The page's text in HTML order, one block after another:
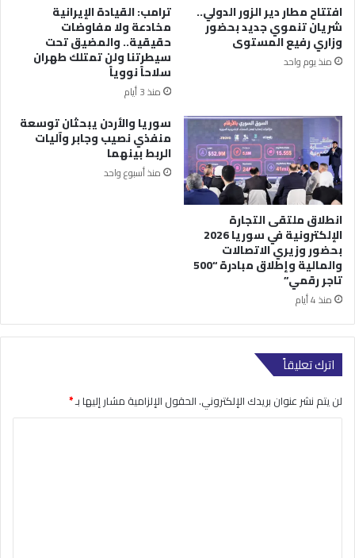
افتتاح مطار دير الزور الدولي..
شريان تنموي جديد بحضور
وزاري رفيع المستوى
منذ يوم واحد
ترامب: القيادة الإيرانية
مخادعة ولا مفاوضات
حقيقية.. والمضيق تحت
سيطرتنا ولن تمتلك طهران
سلاحاً نووياً
منذ 3 أيام
انطلاق ملتقى التجارة
الإلكترونية في سوريا 2026
بحضور وزيري الاتصالات
والمالية وإطلاق مبادرة “500
تاجر رقمي”
منذ 4 أيام
سوريا والأردن يبحثان توسعة
منفذي نصيب وجابر وآليات
الربط بينهما
منذ أسبوع واحد
اترك تعليقاً
لن يتم نشر عنوان بريدك الإلكتروني.الحقول الإلزامية مشار إليها بـ*